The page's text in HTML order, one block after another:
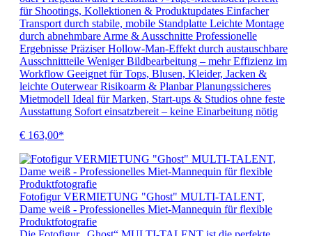
für Shootings, Kollektionen & Produktupdates Einfacher
Transport durch stabile, mobile Standplatte Leichte Montage
durch abnehmbare Arme & Ausschnitte Professionelle
Ergebnisse Präziser Hollow-Man-Effekt durch austauschbare
Ausschnittteile Weniger Bildbearbeitung – mehr Effizienz im
Workflow Geeignet für Tops, Blusen, Kleider, Jacken &
leichte Outerwear Risikoarm & Planbar Planungssicheres
Mietmodell Ideal für Marken, Start-ups & Studios ohne feste
Ausstattung Sofort einsatzbereit – keine Einarbeitung nötig
€ 163,00*
Fotofigur VERMIETUNG "Ghost" MULTI-TALENT,
Dame weiß - Professionelles Miet-Mannequin für flexible
Produktfotografie